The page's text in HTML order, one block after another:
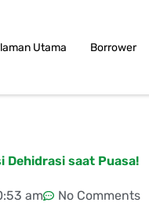
Utama Borrower
Dehidrasi saat Puasa!
am No Comments